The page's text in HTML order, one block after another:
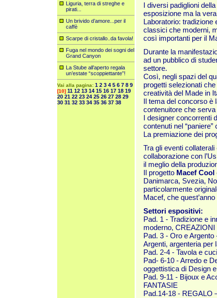
Liguria, terra di streghe e
pirati...
Un brivido d’amore...per il
caffè
Scarpe di cristallo..da favola!
Fuga nel mondo dei sogni del
Grand Canyon
La Stube all’aperto regala
un’estate “scoppiettante”!
Vai alla pagina: 1 2 3 4 5 6 7 8 9
[10] 11 12 13 14 15 16 17 18 19
20 21 22 23 24 25 26 27 28 29
30 31 32 33 34 35 36 37 38
I diversi padiglioni
esposizione ma la
Laboratorio: tradizione
classici che moderni,
così importanti per il
Durante la
ad un pubblico di
settore.
Così, negli spazi del
progetti selezionati
creatività del Made in
Il tema del concorso è
contenuitore che
I designer concorrenti
contenuti nel
La premiazione dei
Tra gli eventi
collaborazione con
il meglio della
Il progetto Macef Cool
Danimarca, Svezia,
particolarmente
Macef, che
Settori espositivi:
Pad. 1 - Tradizione e
moderno, CREAZIONI
Pad. 3 - Oro e
Argenti, argenteria per
Pad. 2-4 - Tavola e
Pad- 6-10 - Arredo e
oggettistica di Design
Pad. 9-11 - Bijoux e
FANTASIE
Pad.14-18 - REGALO